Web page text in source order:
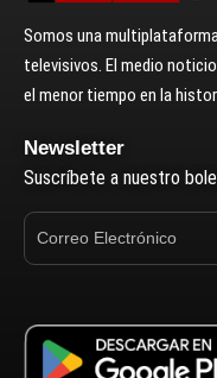
Somos una
televisivos. El medio
el menor tiempo en la
Newsletter
Suscríbete a nuestro